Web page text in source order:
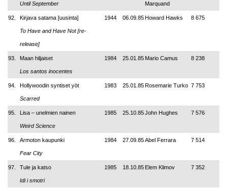
Until September Marquand
92. Kirjava satama [uusinta]
To Have and Have Not [re-
release]
1944 06.09.85Howard Hawks 8 675
93. Maan hiljaiset
Los santos inocentes
1984 25.01.85 Mario Camus 8 238
94. Hollywoodin syntiset yöt
Scarred
1983 25.01.85Rosemarie Turko 7 753
95. Lisa – unelmien nainen
Weird Science
1985 25.10.85John Hughes 7 576
96. Armoton kaupunki
Fear City
1984 27.09.85Abel Ferrara 7 514
97. Tule ja katso
Idi i smotri
1985 18.10.85 Elem Klimov 7 352